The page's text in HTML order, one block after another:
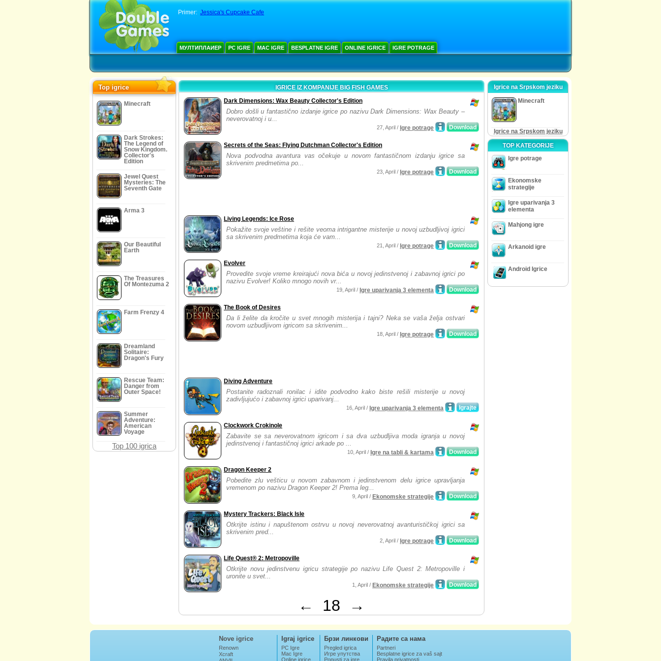
Primer: Jessica's Cupcake Cafe
МУЛТИПЛАИЕР PC IGRE MAC IGRE BESPLATNE IGRE ONLINE IGRICE IGRE POTRAGE
Top igrice
Minecraft
Dark Strokes:
The Legend of
Snow Kingdom.
Collector's
Edition
Jewel Quest
Mysteries: The
Seventh Gate
Arma 3
Our Beautiful
Earth
The Treasures
Of Montezuma 2
Farm Frenzy 4
Dreamland
Solitaire:
Dragon's Fury
Rescue Team:
Danger from
Outer Space!
Summer
Adventure:
American
Voyage
Top 100 igrica
IGRICE IZ KOMPANIJE BIG FISH GAMES
Dark Dimensions: Wax Beauty Collector's Edition
Dobro došli u fantastično izdanje igrice po nazivu Dark Dimensions: Wax Beauty –
neverovatnoj i u...
Download
27, April / Igre potrage
Secrets of the Seas: Flying Dutchman Collector's Edition
Nova podvodna avantura vas očekuje u novom fantastičnom izdanju igrice sa
skrivenim predmetima po...
Download
23, April / Igre potrage
Living Legends: Ice Rose
Pokažite svoje veštine i rešite veoma intrigantne misterije u novoj uzbudljivoj igrici
sa skrivenim predmetima koja će vam...
Download
21, April / Igre potrage
Evolver
Provedite svoje vreme kreirajući nova bića u novoj jedinstvenoj i zabavnoj igrici po
nazivu Evolver! Koliko mnogo novih vr...
Download
19, April / Igre uparivanja 3 elementa
The Book of Desires
Da li želite da kročite u svet mnogih misterija i tajni? Neka se vaša želja ostvari
novom uzbudljivom igricom sa skrivenim...
Download
18, April / Igre potrage
Diving Adventure
Postanite radoznali ronilac i idite podvodno kako biste rešili misterije u novoj
zadivljujućo i zabavnoj igrici uparivanj...
Igrajte
16, April / Igre uparivanja 3 elementa
Clockwork Crokinole
Zabavite se sa neverovatnom igricom i sa dva uzbudljiva moda igranja u novoj
jedinstvenoj i fantastičnoj igrici arkade po ...
Download
10, April / Igre na tabli & kartama
Dragon Keeper 2
Pobedite zlu vešticu u novom zabavnom i jedinstvenom delu igrice upravljanja
vremenom po nazivu Dragon Keeper 2! Prema leg...
Download
9, April / Ekonomske strategije
Mystery Trackers: Black Isle
Otkrijte istinu i napuštenom ostrvu u novoj neverovatnoj avanturističkoj igrici sa
skrivenim pred...
Download
2, April / Igre potrage
Life Quest® 2: Metropoville
Otkrijte novu jedinstvenu igricu strategije po nazivu Life Quest 2: Metropoville i
uronite u svet...
Download
1, April / Ekonomske strategije
← 18 →
Igrice na Srpskom jeziku
Minecraft
Igrice na Srpskom jeziku
TOP KATEGORIJE
Igre potrage
Ekonomske
strategije
Igre uparivanja 3
elementa
Mahjong igre
Arkanoid igre
Android Igrice
Nove igrice
Renown
Xcraft
Igraj igrice
PC Igre
Mac Igre
Online igrice
Брзи линкови
Pregled igrica
Игре упутства
Popusti za igre
Радите са нама
Partneri
Besplatne igrice za vaš sajt
Pravila privatnosti